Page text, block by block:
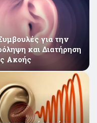
για την
και Διατήρηση
Ακοής